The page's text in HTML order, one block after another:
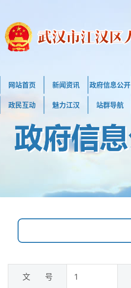
网站首页 新闻资讯 政府信息公开
政民互动 魅力江汉 站群导航
文 号 1